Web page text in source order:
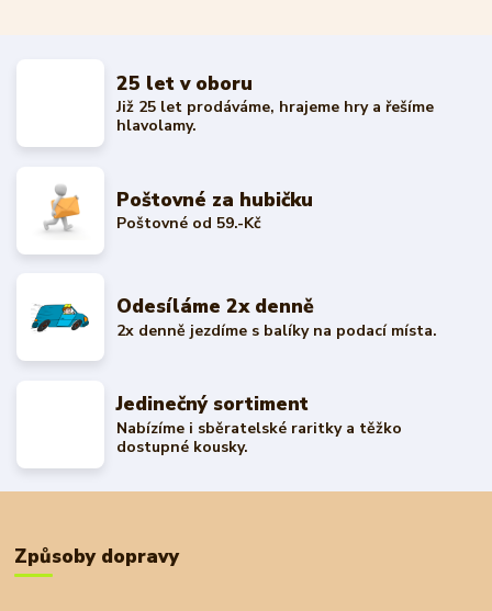
25 let v oboru
Již 25 let prodáváme, hrajeme hry a řešíme
hlavolamy.
Poštovné za hubičku
Poštovné od 59.-Kč
Odesíláme 2x denně
2x denně jezdíme s balíky na podací místa.
Jedinečný sortiment
Nabízíme i sběratelské raritky a těžko
dostupné kousky.
Způsoby dopravy